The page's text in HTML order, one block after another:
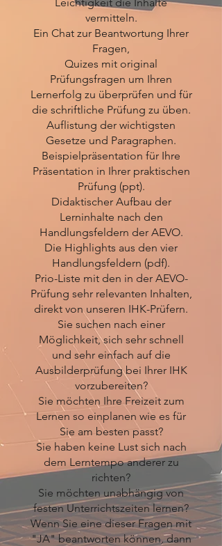
vermitteln.
Ein Chat zur Beantwortung Ihrer
Fragen,
Quizes mit original
Prüfungsfragen um Ihren
Lernerfolg zu überprüfen und für
die schriftliche Prüfung zu üben.
Auflistung der wichtigsten
Gesetze und Paragraphen.
Beispielpräsentation für Ihre
Präsentation in Ihrer praktischen
Prüfung (ppt).
Didaktischer Aufbau der
Lerninhalte nach den
Handlungsfeldern der AEVO.
Die Highlights aus den vier
Handlungsfeldern (pdf).
Prio-Liste mit den in der AEVO-
Prüfung sehr relevanten Inhalten,
direkt von unseren IHK-Prüfern.
Sie suchen nach einer
Möglichkeit, sich sehr schnell
und sehr einfach auf die
Ausbilderprüfung bei Ihrer IHK
vorzubereiten?
Sie möchten Ihre Freizeit zum
Lernen so einplanen wie es für
Sie am besten passt?
Sie haben keine Lust sich nach
dem Lerntempo anderer zu
richten?
Sie möchten unabhängig von
festen Unterrichtszeiten lernen?
Wenn Sie eine dieser Fragen mit
"JA" beantworten können, dann